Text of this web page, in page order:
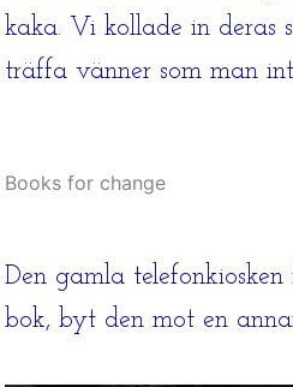
kaka. Vi kollade in deras
träffa vänner som man
Books for change
Den gamla
bok, byt den mot en